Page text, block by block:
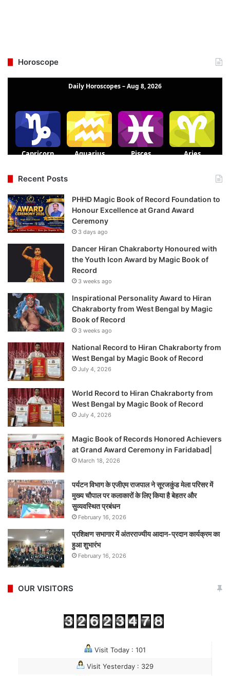
Horoscope
Recent Posts
PHHD Magic Book of Record Foundation to
Honour Excellence at Grand Award
Ceremony
3 days ago
Dancer Hiran Chakraborty Honoured with
the Youth Icon Award by Magic Book of
Record
3 weeks ago
Inspirational Personality Award to Hiran
Chakraborty from West Bengal by Magic
Book of Record
3 weeks ago
National Record to Hiran Chakraborty from
West Bengal by Magic Book of Record
July 4, 2026
World Record to Hiran Chakraborty from
West Bengal by Magic Book of Record
July 4, 2026
Magic Book of Records Honored Achievers
at Grand Award Ceremony in Faridabad|
March 18, 2026
पर्यटन विभाग के एजीएम राजपाल ने सूरजकुंड मेला परिसर में
मुख्य चौपाल पर कलाकारों के लिए किया है बेहतर और
सुव्यवस्थित प्रबंधन
February 16, 2026
प्रशिक्षण सभागार में अंतरराज्यीय आदान-प्रदान कार्यक्रम का
हुआ शुभारंभ
February 16, 2026
OUR VISITORS
Visit Today : 101
Visit Yesterday : 329